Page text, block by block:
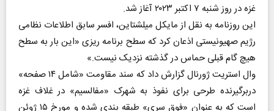
غزه در روز شنبه ۷ اکتبر ۲۰۲۳ آغاز شد.
این روزنامه به نقل از مایکل میلشتاین، افسر سابق اطلاعات نظامی
رژیم صهیونیستی اذعان کرد که سطح برنامه ریزی «این بار به سطح
هیچ گام قبلی حماس در گذشته نزدیک نیست.»
وال استریت ژورنال گزارش داد که سند مقاومت «شامل ۱۴ صفحه»
دربرگیرنده طرحی برای نفوذ به شهرک «مفالسیم» در غلاف غزه
است که به عنوان «فوق سری» طبقه بندی شده و مورخ ۱۵ ژوئن